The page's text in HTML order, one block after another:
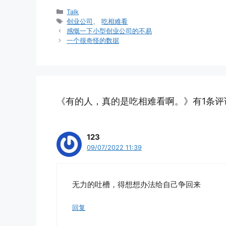
分
类
Talk
标
签
创业公司 、吃相难看
感慨一下小型创业公司的不易
一个很奇怪的数据
《有的人，真的是吃相难看啊。》有1条
123
09/07/2022 11:39
无力的吐槽，得想想办法给自己争回来
回复